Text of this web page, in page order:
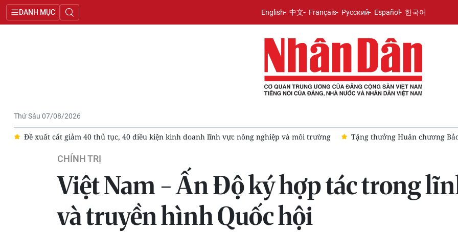
DANH MỤC English 中文 Français Русский Español 한국어
Thứ Sáu 07/08/2026
Tặng thưởng Huân chương Bảo vệ Tổ quốc hạng Ba cho Đội K73 Mở ra giai đoạn phát triển mới của quan hệ Đối tác
CHÍNH TRỊ
Việt Nam - Ấn Độ ký hợp tác trong
và truyền hình Quốc hội